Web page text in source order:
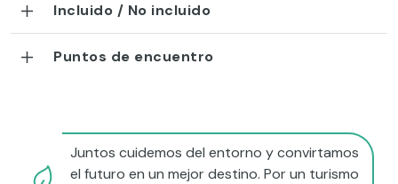
Incluido / No incluido
Puntos de encuentro
Juntos cuidemos del entorno y convirtamos
el futuro en un mejor destino. Por un turismo